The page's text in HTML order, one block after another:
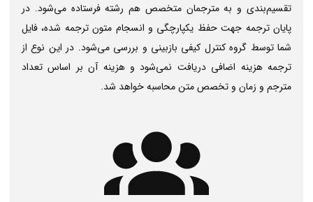
تقسیم‌بندی و به مترجمان متخصص هم رشته فرستاده می‌شود. در
پایان ترجمه جهت حفظ یکپارچگی و انسجام متون ترجمه‌ شده، فایل
شما توسط گروه کنترل کیفی بازبینی و بررسی می‌شود. در این نوع از
ترجمه هزینه اضافی دریافت نمی‌شود و هزینه آن بر اساس تعداد
مترجم و زمان و تخصص متن محاسبه خواهد شد.